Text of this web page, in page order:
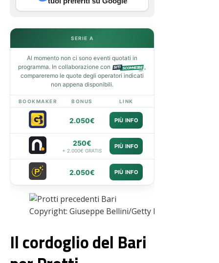
SERIE A
Al momento non ci sono eventi quotati in
programma. In collaborazione con
,
compareremo le quote degli operatori indicati
non appena disponibili.
BOOKMAKER BONUS LINK
2.050€ PIÙ INFO
250€
+ 2.000€ GRATIS
PIÙ INFO
2.050€ PIÙ INFO
Copyright: Giuseppe Bellini/Getty Images – Via
Il cordoglio del Bari